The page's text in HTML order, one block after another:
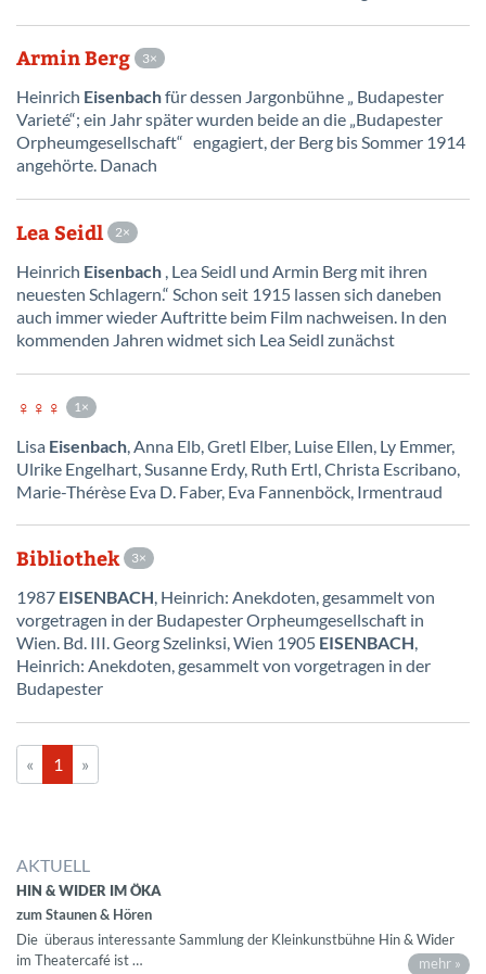
Armin Berg 3
Heinrich Eisenbachfür dessen Jargonbühne „ Budapester
Varieté“; ein Jahr später wurden beide an die „Budapester
Orpheumgesellschaft“ engagiert, der Berg bis Sommer 1914
angehörte. Danach
Lea Seidl 2
Heinrich Eisenbach , Lea Seidl und Armin Berg mit ihren
neuesten Schlagern.“ Schon seit 1915 lassen sich daneben
auch immer wieder Auftritte beim Film nachweisen. In den
kommenden Jahren widmet sich Lea Seidl zunächst
♀♀♀ 1
Lisa Eisenbach, Anna Elb, Gretl Elber, Luise Ellen, Ly Emmer,
Ulrike Engelhart, Susanne Erdy, Ruth Ertl, Christa Escribano,
Marie-Thérèse Eva D. Faber, Eva Fannenböck, Irmentraud
Bibliothek 3
1987 EISENBACH, Heinrich: Anekdoten, gesammelt von
vorgetragen in der Budapester Orpheumgesellschaft in
Wien. Bd. III. Georg Szelinksi, Wien 1905 EISENBACH,
Heinrich: Anekdoten, gesammelt von vorgetragen in der
Budapester
« 1 »
AKTUELL
HIN & WIDER IM ÖKA
zum Staunen & Hören
Die überaus interessante Sammlung der Kleinkunstbühne Hin & Wider
im Theatercafé ist …
mehr »